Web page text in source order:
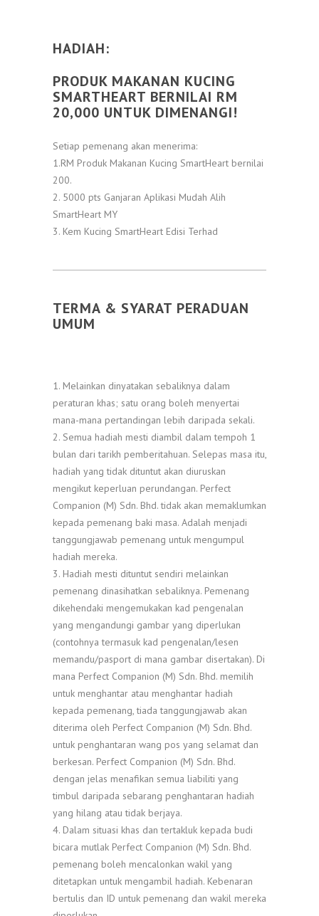
HADIAH:
PRODUK MAKANAN KUCING
SMARTHEART BERNILAI RM
20,000 UNTUK DIMENANGI!
Setiap pemenang akan menerima:
1.RM Produk Makanan Kucing SmartHeart bernilai
200.
2. 5000 pts Ganjaran Aplikasi Mudah Alih
SmartHeart MY
3. Kem Kucing SmartHeart Edisi Terhad
TERMA & SYARAT PERADUAN
UMUM
1. Melainkan dinyatakan sebaliknya dalam
peraturan khas; satu orang boleh menyertai
mana-mana pertandingan lebih daripada sekali.
2. Semua hadiah mesti diambil dalam tempoh 1
bulan dari tarikh pemberitahuan. Selepas masa itu,
hadiah yang tidak dituntut akan diuruskan
mengikut keperluan perundangan. Perfect
Companion (M) Sdn. Bhd. tidak akan memaklumkan
kepada pemenang baki masa. Adalah menjadi
tanggungjawab pemenang untuk mengumpul
hadiah mereka.
3. Hadiah mesti dituntut sendiri melainkan
pemenang dinasihatkan sebaliknya. Pemenang
dikehendaki mengemukakan kad pengenalan
yang mengandungi gambar yang diperlukan
(contohnya termasuk kad pengenalan/lesen
memandu/pasport di mana gambar disertakan). Di
mana Perfect Companion (M) Sdn. Bhd. memilih
untuk menghantar atau menghantar hadiah
kepada pemenang, tiada tanggungjawab akan
diterima oleh Perfect Companion (M) Sdn. Bhd.
untuk penghantaran wang pos yang selamat dan
berkesan. Perfect Companion (M) Sdn. Bhd.
dengan jelas menafikan semua liabiliti yang
timbul daripada sebarang penghantaran hadiah
yang hilang atau tidak berjaya.
4. Dalam situasi khas dan tertakluk kepada budi
bicara mutlak Perfect Companion (M) Sdn. Bhd.
pemenang boleh mencalonkan wakil yang
ditetapkan untuk mengambil hadiah. Kebenaran
bertulis dan ID untuk pemenang dan wakil mereka